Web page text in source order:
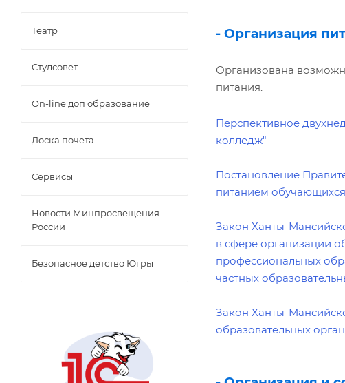
- Организация
Организована
питания.
Перспективное
колледж"
Постановление
питанием
Закон Ханты-
в сфере организации
профессиональных
частных
Закон Ханты-
образовательных
Театр
Студсовет
On-line доп образование
Доска почета
Сервисы
Новости Минпросвещения
России
Безопасное детство Югры